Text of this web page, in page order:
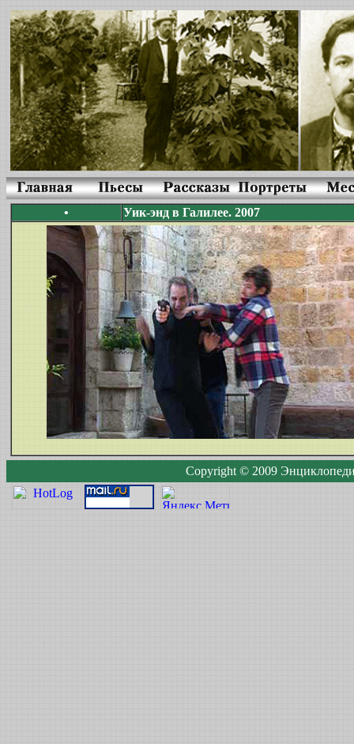
• Уик-энд в Галилее. 2007
Copyright © 2009